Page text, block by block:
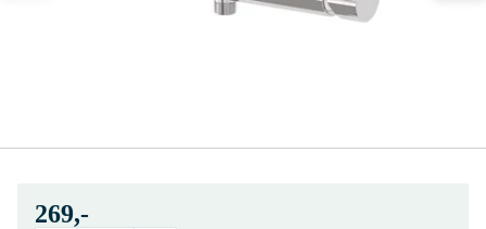
269,-